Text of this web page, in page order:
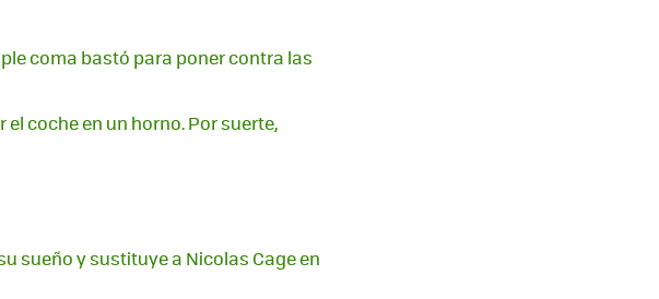
coma bastó para poner contra las
coche en un horno. Por suerte,
sueño y sustituye a Nicolas Cage en